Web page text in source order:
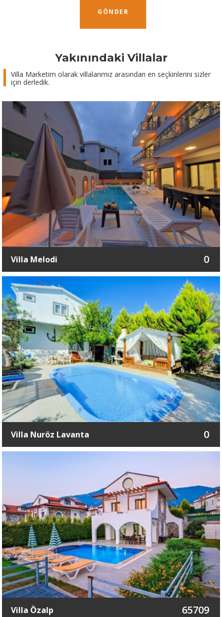
GÖNDER
Yakınındaki Villalar
Villa Marketim olarak villalarımız arasından en seçkinlerini sizler
için derledik.
Villa Melodi 0
Villa Nuröz Lavanta 0
Villa Özalp 65709